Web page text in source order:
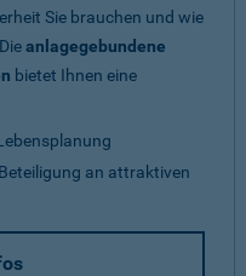
Sie brauchen und wie
anlagegebundene
bietet Ihnen eine
an attraktiven